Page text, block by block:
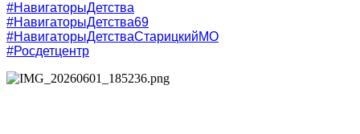
#НавигаторыДетства
#НавигаторыДетства69
#НавигаторыДетстваСтарицкийМО
#Росдетцентр